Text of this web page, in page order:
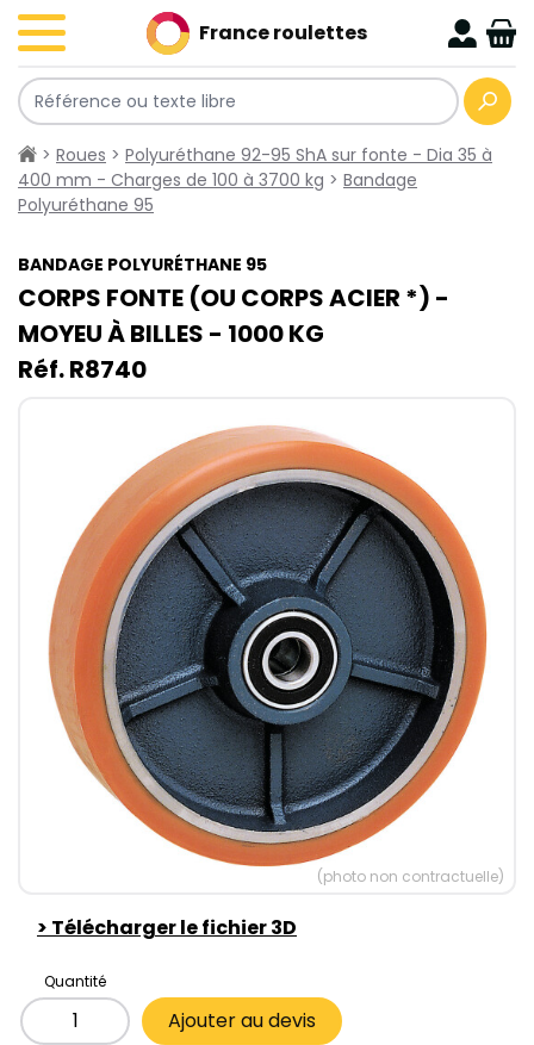
France roulettes
> Roues > Polyuréthane 92-95 ShA sur fonte - Dia 35 à
400 mm - Charges de 100 à 3700 kg > Bandage
Polyuréthane 95
BANDAGE POLYURÉTHANE 95
CORPS FONTE (OU CORPS ACIER *) -
MOYEU À BILLES - 1000​ KG
Réf. R8740
(photo non contractuelle)
> Télécharger le fichier 3D
Quantité
Ajouter au devis